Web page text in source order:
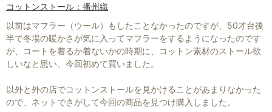
コットンストール：播州織
以前はマフラー（ウール）もしたことなかったのですが、50才台後
半で冬場の暖かさが気に入ってマフラーをするようになったのです
が、コートを着るか着ないかの時期に、コットン素材のストール欲
しいなと思い、今回初めて買いました。
以外と外の店でコットンストールを見かけることがあまりなかった
ので、ネットでさがして今回の商品を見つけ購入しました。